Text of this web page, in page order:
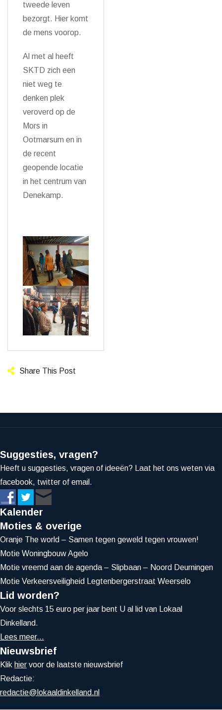
tweede leven
bezorgt. Hier komt
de mens voorop.
Al met al heeft
SKTD zich een
niet weg te
denken plek
veroverd op de
Mors in
Ootmarsum en in
de recent
geopende locatie
in het centrum van
Denekamp.
Share This Post
Suggesties, vragen?
Heeft u suggesties, vragen of ideeën? Laat het ons weten via
facebook, twitter of email.
Kalender
Moties & overige
Oranje The world – Samen tegen geweld tegen vrouwen!
Motie Woningbouw Agelo
Motie vreemd aan de agenda – Slipbaan – Noord Deurningen
Motie Verkeersveiligheid Legtenbergerstraat Weerselo
Lid worden?
Voor slechts 15 euro per jaar bent U al lid van Lokaal
Dinkelland.
Lees meer...
Nieuwsbrief
Klik hier voor de laatste nieuwsbrief
Redactie:
redactie@lokaaldinkelland.nl